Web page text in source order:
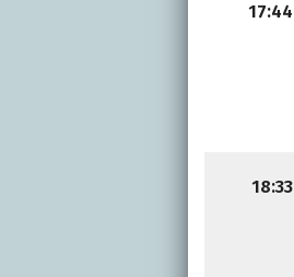
17:44
18:33